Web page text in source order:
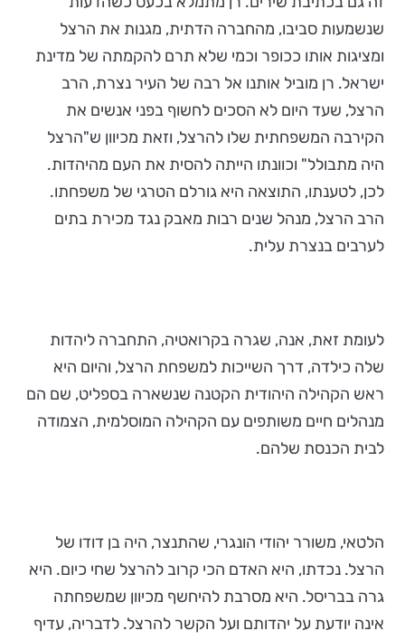
שנשמעות סביבו, מהחברה הדתית, מגנות את הרצל
ומציגות אותו ככופר וכמי שלא תרם להקמתה של מדינת
ישראל. רן מוביל אותנו אל רבה של העיר נצרת, הרב
הרצל, שעד היום לא הסכים לחשוף בפני אנשים את
הקירבה המשפחתית שלו להרצל, וזאת מכיוון ש"הרצל
היה מתבולל" וכוונתו הייתה להסית את העם מהיהדות.
לכן, לטענתו, התוצאה היא גורלם הטרגי של משפחתו.
הרב הרצל, מנהל שנים רבות מאבק נגד מכירת בתים
לערבים בנצרת עלית.
לעומת זאת, אנה, שגרה בקרואטיה, התחברה ליהדות
שלה כילדה, דרך השייכות למשפחת הרצל, והיום היא
ראש הקהילה היהודית הקטנה שנשארה בספליט, שם הם
מנהלים חיים משותפים עם הקהילה המוסלמית, הצמודה
לבית הכנסת שלהם.
הלטאי, משורר יהודי הונגרי, שהתנצר, היה בן דודו של
הרצל. נכדתו, היא האדם הכי קרוב להרצל שחי כיום. היא
גרה בבריסל. היא מסרבת להיחשף מכיוון שמשפחתה
אינה יודעת על יהדותם ועל הקשר להרצל. לדבריה, עדיף